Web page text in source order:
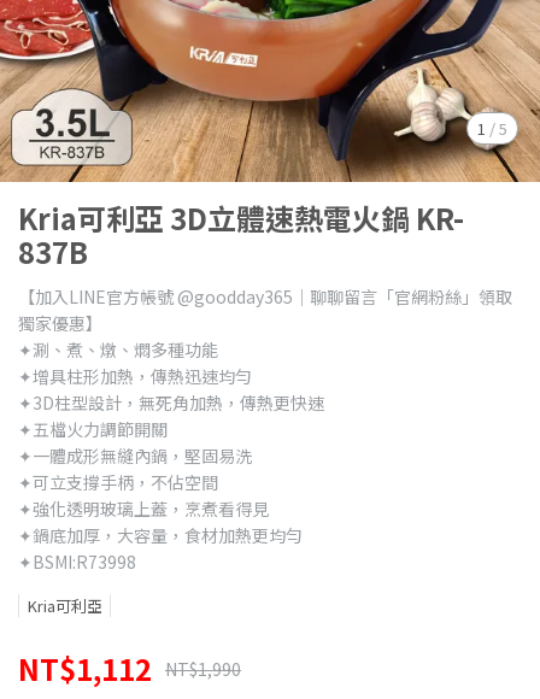
1 /5
Kria可利亞 3D立體速熱電火鍋 KR-
837B
【加入LINE官方帳號 @goodday365｜聊聊留言「官網粉絲」領取
獨家優惠】
✦涮、煮、燉、燜多種功能
✦增具柱形加熱，傳熱迅速均勻
✦3D柱型設計，無死角加熱，傳熱更快速
✦五檔火力調節開關
✦一體成形無縫內鍋，堅固易洗
✦可立支撐手柄，不佔空間
✦強化透明玻璃上蓋，烹煮看得見
✦鍋底加厚，大容量，食材加熱更均勻
✦BSMI:R73998
Kria可利亞
NT$1,112 NT$1,990